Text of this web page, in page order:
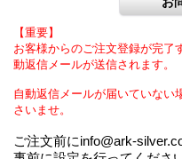
【重要】
お客様からのご注文登録が完了
動返信メールが送信されます。
自動返信メールが届いていない
さいませ。
ご注文前にinfo@ark-